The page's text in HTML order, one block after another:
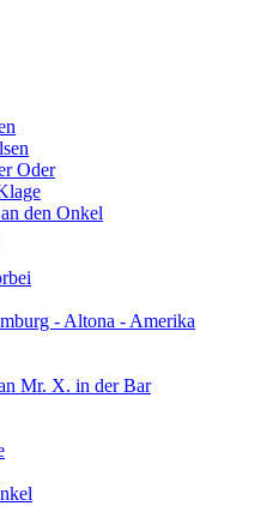
Oder
den Onkel
- Altona - Amerika
Mr. X. in der Bar